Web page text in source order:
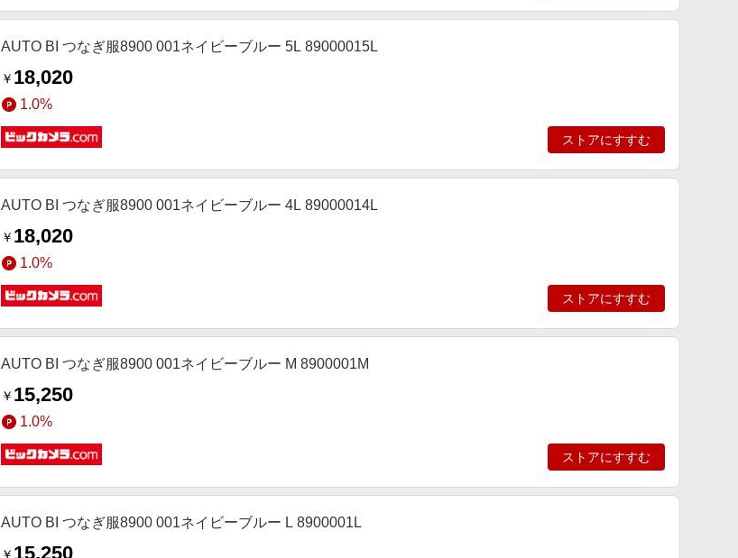
AUTO BI つなぎ服8900 001ネイビーブルー 5L 89000015L
￥ 18,020
1.0%
ストアにすすむ
AUTO BI つなぎ服8900 001ネイビーブルー 4L 89000014L
￥ 18,020
1.0%
ストアにすすむ
AUTO BI つなぎ服8900 001ネイビーブルー M 8900001M
￥ 15,250
1.0%
ストアにすすむ
AUTO BI つなぎ服8900 001ネイビーブルー L 8900001L
￥ 15,250